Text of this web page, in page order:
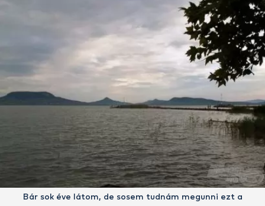
Bár sok éve látom, de sosem tudnám megunni ezt a